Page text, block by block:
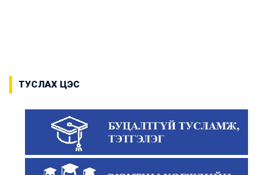
ТУСЛАХ ЦЭС